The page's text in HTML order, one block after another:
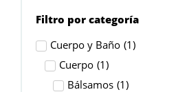
Filtro por categoría
Cuerpo y Baño (1)
Cuerpo (1)
Bálsamos (1)